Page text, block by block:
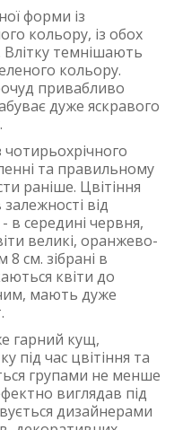
форми із
кольору, із обох
темнішають
кольору.
привабливо
дуже яскравого
чотирьохрічного
та правильному
раніше. Цвітіння
від
в середині червня,
великі, оранжево-
см. зібрані в
квіти до
мають дуже
гарний кущ,
під час цвітіння та
групами не менше
виглядав під
дизайнерами